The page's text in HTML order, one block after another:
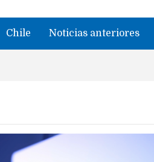
Chile Noticias anteriores